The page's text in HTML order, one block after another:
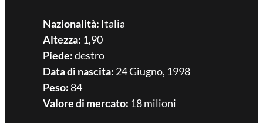
Nazionalità: Italia
Altezza: 1,90
Piede:destro
Data di nascita: 24 Giugno, 1998
Peso:84
Valore di mercato: 18 milioni